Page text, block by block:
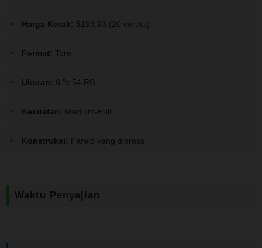
Harga Kotak: $193,93 (20 cerutu)
Format: Toro
Ukuran: 6 "x 54 RG
Kekuatan: Medium-Full
Konstruksi: Parejo yang dipress
Waktu Penyajian